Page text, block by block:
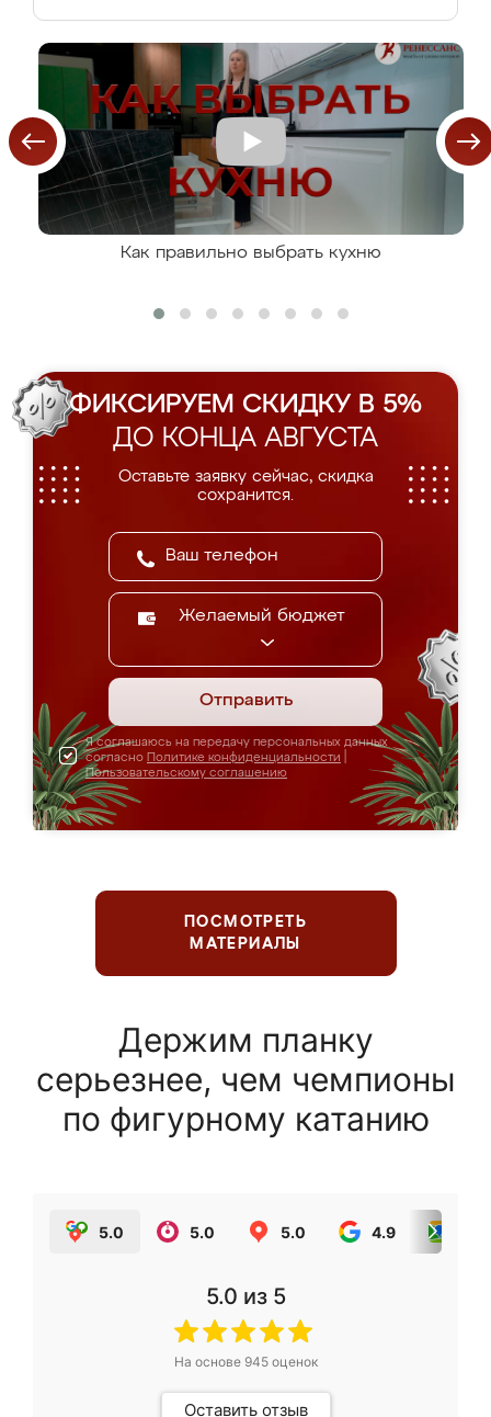
Как правильно выбрать кухню
ФИКСИРУЕМ СКИДКУ В 5%
ДО КОНЦА АВГУСТА
Оставьте заявку сейчас, скидка
сохранится.
Желаемый бюджет
Отправить
Я соглашаюсь на передачу персональных данных
согласно Политике конфиденциальности
Пользовательскому соглашению
ПОСМОТРЕТЬ
МАТЕРИАЛЫ
Держим планку
серьезнее, чем чемпионы
по фигурному катанию
5.0 5.0 5.0 4.9
5.0 из 5
На основе 945оценок
Оставить отзыв